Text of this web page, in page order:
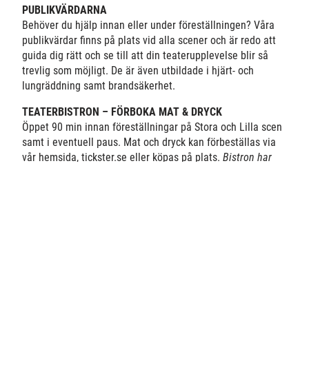
PUBLIKVÄRDARNA
Behöver du hjälp innan eller under föreställningen? Våra
publikvärdar finns på plats vid alla scener och är redo att
guida dig rätt och se till att din teaterupplevelse blir så
trevlig som möjligt. De är även utbildade i hjärt- och
lungräddning samt brandsäkerhet.
TEATERBISTRON – FÖRBOKA MAT & DRYCK
Öppet 90 min innan föreställningar på Stora och Lilla scen
samt i eventuell paus. Mat och dryck kan förbeställas via
vår hemsida, tickster.se eller köpas på plats. Bistron har